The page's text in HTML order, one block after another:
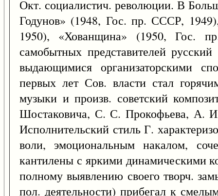
Окт. социалистич. революции. В
Годунов» (1948, Гос. пр. СССР,
1950), «Хованщина» (1950,
самобытных представителей
выдающимися организаторскими
первых лет Сов. власти стал
музыки и произв. советский
Шостаковича, С. С. Прокофьева, А.
Исполнительский стиль Г.
воли, эмоциональным накалом,
кантилены с яркими динамическими
полному выявлению своего творч.
пол. деятельности) прибегал к